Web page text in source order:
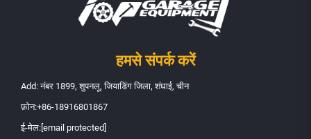
हमसे संपर्क करें
Add: नंबर 1899, शुपनलू, जियाडिंग जिला, शंघाई, चीन
फ़ोन:+86-18916801867
ई-मेल: [email protected]